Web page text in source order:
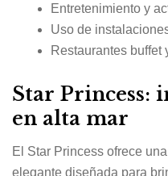
Entretenimiento y
Uso de
Restaurantes buffet
Star Princess:
en alta mar
El Star Princess ofrece
elegante diseñada para